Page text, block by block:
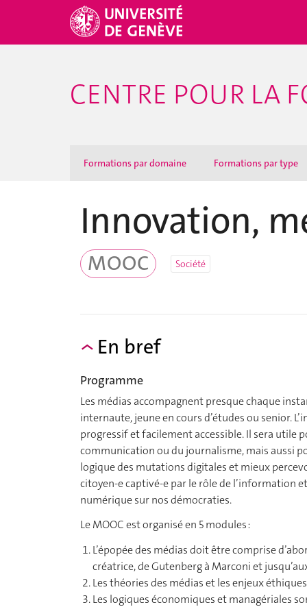
CENTRE POUR LA
Formations par domaine Formations par type
Innovation,
MOOC Société
En bref
Programme
Les médias accompagnent presque chaque
internaute, jeune en cours d’études ou senior.
progressif et facilement accessible. Il sera utile
communication ou du journalisme, mais aussi
logique des mutations digitales et mieux
citoyen-e captivé-e par le rôle de l’information
numérique sur nos démocraties.
Le MOOC est organisé en 5 modules :
L’épopée des médias doit être comprise
créatrice, de Gutenberg à Marconi et
Les théories des médias et les enjeux
Les logiques économiques et managériales